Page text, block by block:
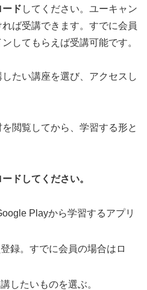
ド してください。ユーキャン
ば受講できます。すでに会員
してもらえば受講可能です。
たい講座を選び、アクセスし
閲覧してから、学習する形と
ドしてください。
Playから学習するアプリ
録。すでに会員の場合はロ
したいものを選ぶ。